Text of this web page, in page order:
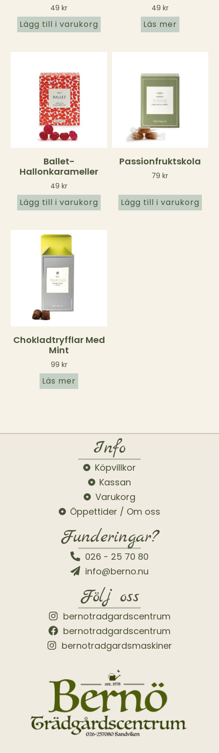
49kr
Lägg till i varukorg
49 kr
Läs mer
Ballet-
Hallonkarameller
49kr
Lägg till i varukorg
Passionfruktskola
79kr
Lägg till i varukorg
Chokladtryfflar Med
Mint
99 kr
Läs mer
Info
Köpvillkor
Kassan
Varukorg
Öppettider / Om oss
Funderingar?
026 - 25 70 80
info@berno.nu
Följ oss
bernotradgardscentrum
bernotradgardscentrum
bernotradgardsmaskiner